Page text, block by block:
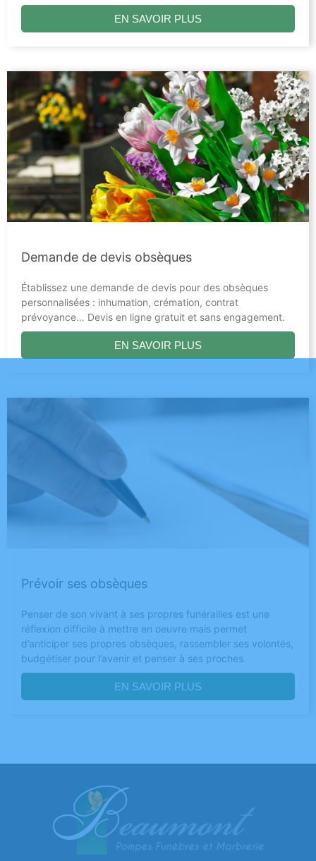
EN SAVOIR PLUS
Demande de devis obsèques
Établissez une demande de devis pour des obsèques
personnalisées : inhumation, crémation, contrat
prévoyance… Devis en ligne gratuit et sans engagement.
EN SAVOIR PLUS
Prévoir ses obsèques
Penser de son vivant à ses propres funérailles est une
réflexion difficile à mettre en oeuvre mais permet
d’anticiper ses propres obsèques, rassembler ses volontés,
budgétiser pour l’avenir et penser à ses proches.
EN SAVOIR PLUS